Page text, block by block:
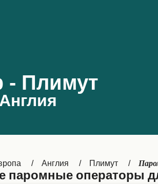
- Плимут
Англия
Англия Плимут
паромные операторы